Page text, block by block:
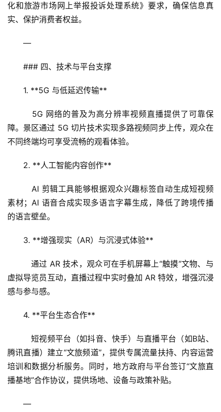
首
旅
融
振
兴
游
旅
问
登录 注册
化和旅游市场网上举报投诉处理系统》要求，确保信息真
实、保护消费者权益。
—
### 四、技术与平台支撑
1. **5G 与低延迟传输**
障。景区通过 5G 切片技术实现多路视频同步上传，观众在
不同终端均可享受流畅的观看体验。
2. **人工智能内容创作**
素材；AI 语音合成实现多语言字幕生成，降低了跨境传播
的语言壁垒。
3. **增强现实（AR）与沉浸式体验**
虚拟导览员互动，直播过程中实时叠加 AR 特效，增强沉浸
感与参与感。
4. **平台生态合作**
   短视频平台（如抖音、快手）与直播平台（如B站、
腾讯直播）建立“文旅频道”，提供专属流量扶持、内容运营
培训和数据分析服务。同时，地方政府与平台签订“文旅直
播基地”合作协议，提供场地、设备与政策补贴。
—